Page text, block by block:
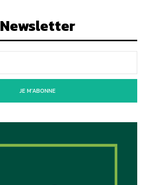
Newsletter
JE M'ABONNE